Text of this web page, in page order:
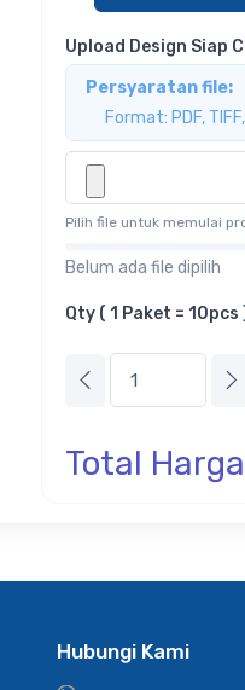
Upload Design Siap
Persyaratan file:
Format: PDF,
Pilih file untuk memulai
Belum ada file dipilih
Qty ( 1 Paket = 10pcs
Total
Hubungi Kami